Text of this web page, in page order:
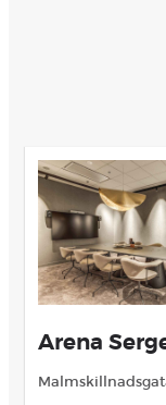
Arena